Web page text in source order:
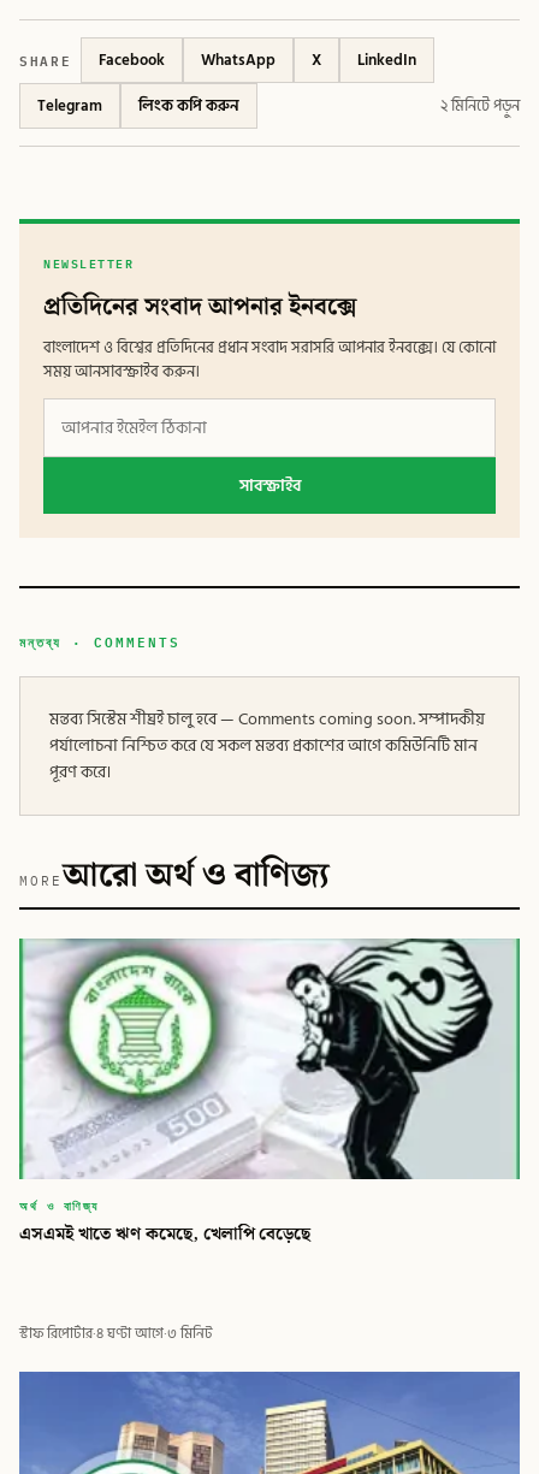
SHARE Facebook WhatsApp X
LinkedIn
Telegram
লিংক কপি করুন ২ মিনিটে পড়ুন
NEWSLETTER
প্রতিদিনের সংবাদ আপনার ইনবক্সে
বাংলাদেশ ও বিশ্বের প্রতিদিনের প্রধান সংবাদ সরাসরি আপনার ইনবক্সে। যে কোনো
সময় আনসাবস্ক্রাইব করুন।
সাবস্ক্রাইব
মন্তব্য · COMMENTS
মন্তব্য সিস্টেম শীঘ্রই চালু হবে — Comments coming soon. সম্পাদকীয়
পর্যালোচনা নিশ্চিত করে যে সকল মন্তব্য প্রকাশের আগে কমিউনিটি মান
পূরণ করে।
MOREআরো অর্থ ও বাণিজ্য
অর্থ ও বাণিজ্য
‎এসএমই খাতে ঋণ কমেছে, খেলাপি বেড়েছে
স্টাফ রিপোর্টার·৪ ঘণ্টা আগে·৩ মিনিট